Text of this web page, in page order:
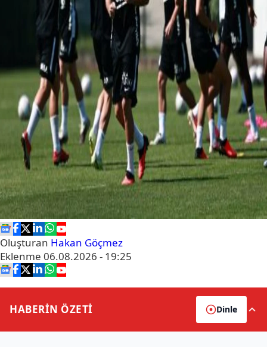
Oluşturan Hakan Göçmez
Eklenme 06.08.2026 - 19:25
HABERİN ÖZETİ Dinle